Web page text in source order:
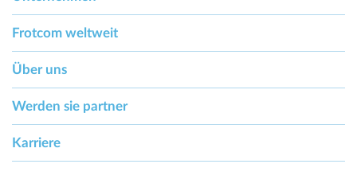
Frotcom weltweit
Über uns
Werden sie partner
Karriere